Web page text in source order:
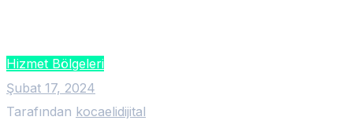
Hizmet Bölgeleri
Şubat 17, 2024
Tarafından kocaelidijital